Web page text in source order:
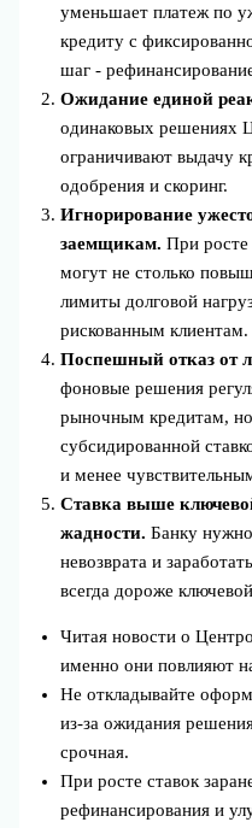
уменьшает платеж по
кредиту с
шаг -
Ожидание единой
одинаковых решениях
ограничивают выдачу
одобрения и скоринг.
Игнорирование
заемщикам. При росте
могут не столько
лимиты долговой
рискованным клиентам.
Поспешный отказ от
фоновые решения
рыночным кредитам,
субсидированной
и менее
Ставка выше
жадности. Банку
невозврата и
всегда дороже
Читая новости о
именно они повлияют
Не откладывайте
из‑за ожидания
срочная.
При росте ставок
рефинансирования и